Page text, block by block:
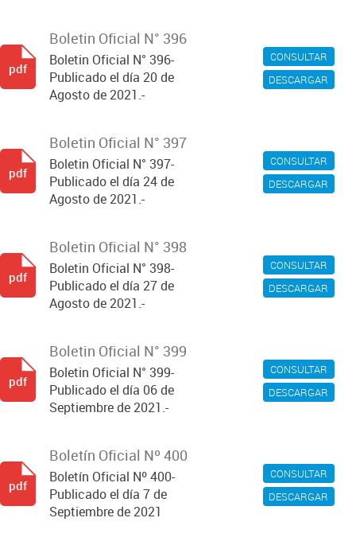
CONSULTAR
DESCARGAR
Boletin Oficial N° 396
Boletin Oficial N° 396-
Publicado el día 20 de
Agosto de 2021.-
pdf
CONSULTAR
DESCARGAR
Boletin Oficial N° 397
Boletin Oficial N° 397-
Publicado el día 24 de
Agosto de 2021.-
pdf
CONSULTAR
DESCARGAR
Boletin Oficial N° 398
Boletin Oficial N° 398-
Publicado el día 27 de
Agosto de 2021.-
pdf
CONSULTAR
DESCARGAR
Boletin Oficial N° 399
Boletin Oficial N° 399-
Publicado el día 06 de
Septiembre de 2021.-
pdf
CONSULTAR
DESCARGAR
Boletín Oficial Nº 400
Boletín Oficial Nº 400-
Publicado el día 7 de
Septiembre de 2021
pdf